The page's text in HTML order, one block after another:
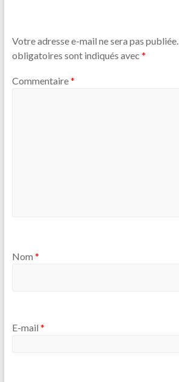
Votre adresse e-mail ne sera pas publiée.
obligatoires sont indiqués avec *
Commentaire*
Nom *
E-mail *